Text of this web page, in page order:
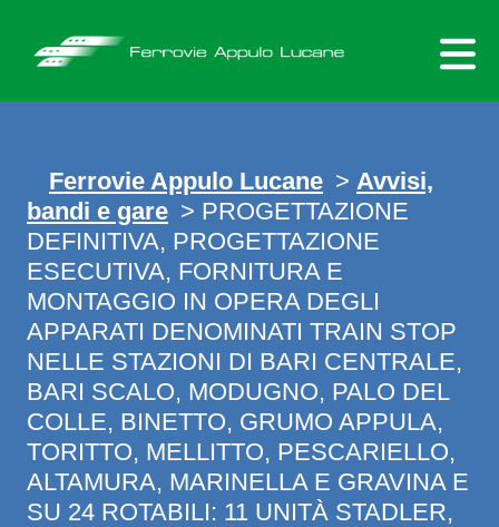
content
Ferrovie Appulo Lucane > Avvisi,
bandi e gare > PROGETTAZIONE
DEFINITIVA, PROGETTAZIONE
ESECUTIVA, FORNITURA E
MONTAGGIO IN OPERA DEGLI
APPARATI DENOMINATI TRAIN STOP
NELLE STAZIONI DI BARI CENTRALE,
BARI SCALO, MODUGNO, PALO DEL
COLLE, BINETTO, GRUMO APPULA,
TORITTO, MELLITTO, PESCARIELLO,
ALTAMURA, MARINELLA E GRAVINA E
SU 24 ROTABILI: 11 UNITÀ STADLER,